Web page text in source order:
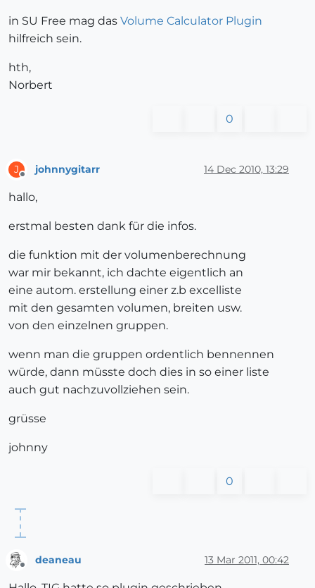
in SU Free mag das Volume Calculator Plugin
hilfreich sein.
hth,
Norbert
0
J johnnygitarr 14 Dec 2010, 13:29
hallo,
erstmal besten dank für die infos.
die funktion mit der volumenberechnung
war mir bekannt, ich dachte eigentlich an
eine autom. erstellung einer z.b excelliste
mit den gesamten volumen, breiten usw.
von den einzelnen gruppen.
wenn man die gruppen ordentlich bennennen
würde, dann müsste doch dies in so einer liste
auch gut nachzuvollziehen sein.
grüsse
johnny
0
deaneau 13 Mar 2011, 00:42